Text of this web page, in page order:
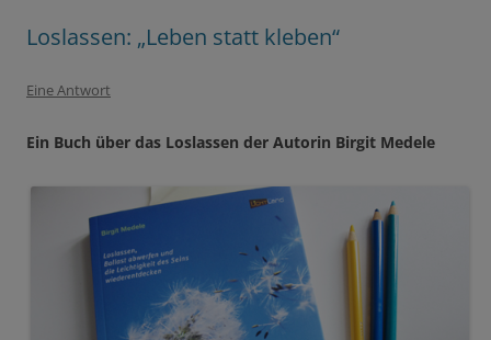
Loslassen: „Leben statt kleben“
Eine Antwort
Ein Buch über das Loslassen der Autorin Birgit Medele